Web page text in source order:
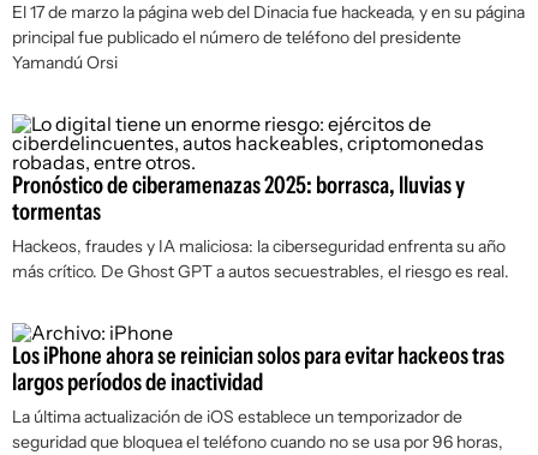
El 17 de marzo la página web del Dinacia fue hackeada, y en su página
principal fue publicado el número de teléfono del presidente
Yamandú Orsi
Pronóstico de ciberamenazas 2025: borrasca, lluvias y
tormentas
Hackeos, fraudes y IA maliciosa: la ciberseguridad enfrenta su año
más crítico. De Ghost GPT a autos secuestrables, el riesgo es real.
Los iPhone ahora se reinician solos para evitar hackeos tras
largos períodos de inactividad
La última actualización de iOS establece un temporizador de
seguridad que bloquea el teléfono cuando no se usa por 96 horas,